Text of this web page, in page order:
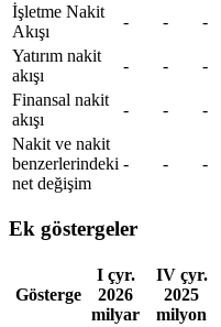
İşletme Nakit
Akışı
- - -
Yatırım nakit
akışı
- - -
Finansal nakit
akışı
- - -
Nakit ve nakit
benzerlerindeki
net değişim
- - -
Ek göstergeler
Gösterge
I çyr.
2026
milyar
IV çyr.
2025
milyon